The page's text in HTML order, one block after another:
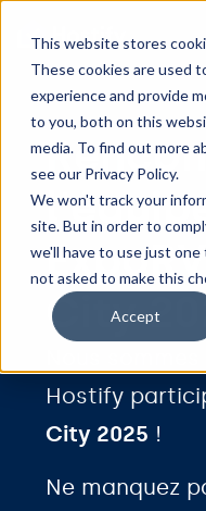
This website stores
These cookies are used
experience and provide
to you, both on this
media. To find out more
see our Privacy Policy.
We won't track your
site. But in order to
we'll have to use just
not asked to make this
Accept
City
Nous
Hostify
City 2025 !
Ne manquez